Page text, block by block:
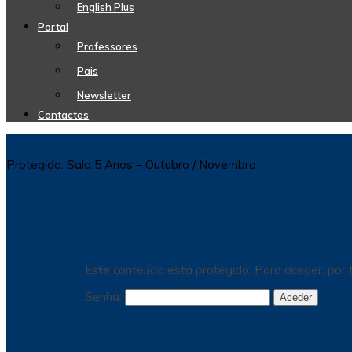
English Plus
Portal
Professores
Pais
Newsletter
Contactos
Protegido: Sala 5 Anos – Outubro / Novembro
Este conteúdo está protegido. Para aceder, por
Senha: